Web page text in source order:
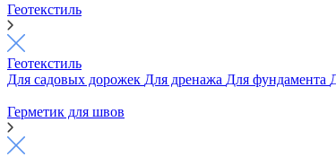
Геотекстиль
Геотекстиль
Для садовых дорожек Для дренажа Для фундамента
Герметик для швов